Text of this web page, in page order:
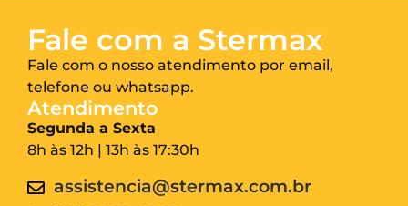
Fale com a Stermax
Fale com o nosso atendimento por email,
telefone ou whatsapp.
Atendimento
Segunda a Sexta
8h às 12h | 13h às 17:30h
assistencia@stermax.com.br